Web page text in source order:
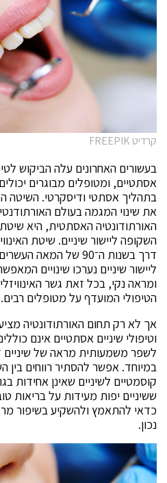
קרדיט FREEPIK
בעשורים האחרונים עלה הביקוש
אסתטיים, ומטופלים מבוגרים
בתהליך אסתטי ודיסקרטי. השיטה
את שינוי המגמה בעולם
האורתודונטיה האסתטית, היא שיטת
השקופה ליישור שיניים. שיטת
דרך בשנות ה־90 של
ליישור שיניים נערכו שינויים
ומראה נקי, בכל זאת גשר
הטיפולי המועדף על מטופלים רבים.
אך לא רק תחום האורתודונטיה
וטיפולי שיניים אסתטיים אינם
לשפר משמעותית מראה של שיניים
במיוחד. אפשר להסתיר רווחים בין
קוסמטיים לשיניים שאינן אחידות
ששיניים יפות מעידות על בריאות
כדאי להתאמץ ולהשקיע בשיפור
נכון.